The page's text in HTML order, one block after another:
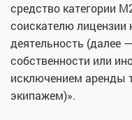
средство категории
соискателю
деятельность (далее
собственности или
исключением аренды
экипажем)».